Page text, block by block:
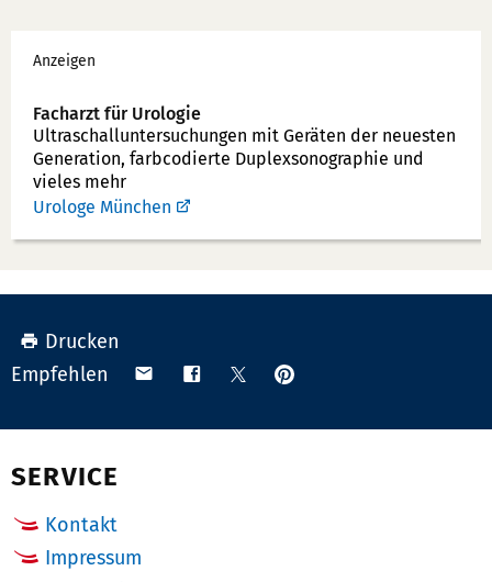
n
u
m
m
e
r:
Werbung
Anzeigen
Facharzt für Urologie
Ultraschallunter­suchungen mit Geräten der neuesten
Generation, farbcodierte Duplex­sonographie und
vieles mehr
Urologe München
Drucken
Empfehlen
Teilen Teilen TeilenAnpinnen
auf
SERVICE
Kontakt
Impressum